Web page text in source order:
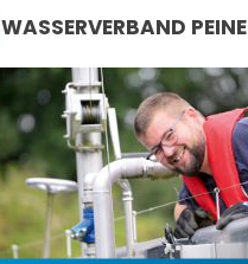
WASSERVERBAND PEINE